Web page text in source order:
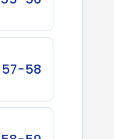
57-58